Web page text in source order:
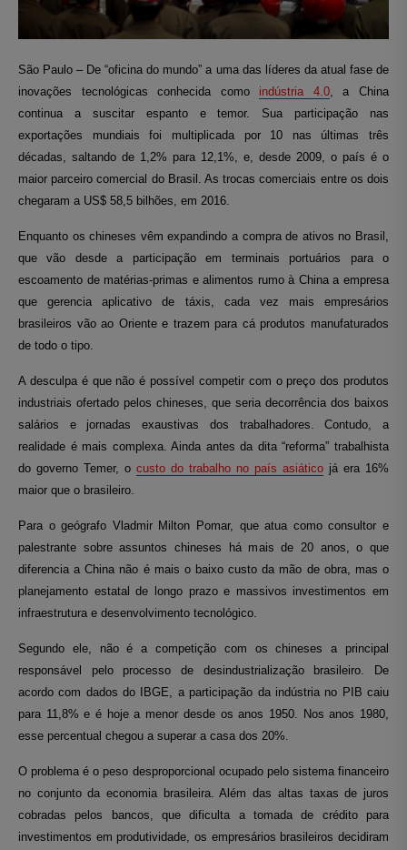
São Paulo – De “oficina do mundo” a uma das líderes da atual fase de
inovações tecnológicas conhecida como indústria 4.0, a China
continua a suscitar espanto e temor. Sua participação nas
exportações mundiais foi multiplicada por 10 nas últimas três
décadas, saltando de 1,2% para 12,1%, e, desde 2009, o país é o
maior parceiro comercial do Brasil. As trocas comerciais entre os dois
chegaram a US$ 58,5 bilhões, em 2016.
Enquanto os chineses vêm expandindo a compra de ativos no Brasil,
que vão desde a participação em terminais portuários para o
escoamento de matérias-primas e alimentos rumo à China a empresa
que gerencia aplicativo de táxis, cada vez mais empresários
brasileiros vão ao Oriente e trazem para cá produtos manufaturados
de todo o tipo.
A desculpa é que não é possível competir com o preço dos produtos
industriais ofertado pelos chineses, que seria decorrência dos baixos
salários e jornadas exaustivas dos trabalhadores. Contudo, a
realidade é mais complexa. Ainda antes da dita “reforma” trabalhista
do governo Temer, o custo do trabalho no país asiático já era 16%
maior que o brasileiro.
Para o geógrafo Vladmir Milton Pomar, que atua como consultor e
palestrante sobre assuntos chineses há mais de 20 anos, o que
diferencia a China não é mais o baixo custo da mão de obra, mas o
planejamento estatal de longo prazo e massivos investimentos em
infraestrutura e desenvolvimento tecnológico.
Segundo ele, não é a competição com os chineses a principal
responsável pelo processo de desindustrialização brasileiro. De
acordo com dados do IBGE, a participação da indústria no PIB caiu
para 11,8% e é hoje a menor desde os anos 1950. Nos anos 1980,
esse percentual chegou a superar a casa dos 20%.
O problema é o peso desproporcional ocupado pelo sistema financeiro
no conjunto da economia brasileira. Além das altas taxas de juros
cobradas pelos bancos, que dificulta a tomada de crédito para
investimentos em produtividade, os empresários brasileiros decidiram